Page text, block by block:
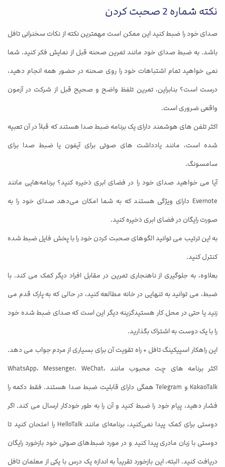
نکته شماره 2 صحبت کردن
صدای خود را ضبط کنید این ممکن است مهمترین نکته از نکات سخنرانی تافل
باشد. به ضبط صدای خود مانند تمرین صحنه قبل از نمایش فکر کنید. شما
نمی خواهید تمام اشتباهات خود را روی صحنه در حضور همه انجام دهید،
درست است؟ بنابراین، تمرین تلفظ واضح و صحیح قبل از شرکت در آزمون
واقعی ضروری است.
اکثر تلفن های هوشمند دارای یک برنامه ضبط صدا هستند که قبلاً در آن تعبیه
شده است، مانند یادداشت های صوتی برای آیفون یا ضبط صدا برای
سامسونگ.
آیا می خواهید صدای خود را در فضای ابری ذخیره کنید؟ برنامه‌هایی مانند
Evernote دارای ویژگی هستند که به شما امکان می‌دهد صدای خود را به
صورت رایگان در فضای ابری ذخیره کنید.
به این ترتیب می توانید الگوهای صحبت کردن خود را با پخش فایل ضبط شده
کنترل کنید.
بعلاوه، به جلوگیری از ناهنجاری تمرین در مقابل افراد دیگر کمک می کند. با
ضبط، می توانید به تنهایی در خانه مطالعه کنید، در حالی که به پارک قدم می
زنید یا حتی در محل کار هستیدگزینه دیگر این است که صدای ضبط شده خود
را با یک دوست به اشتراک بگذارید.
این راهکار اسپیکینگ تافل + راه تقویت آن برای بسیاری از مردم جواب می دهد.
اکثر برنامه های چت محبوب مانند WhatsApp، Messenger، WeChat،
KakaoTalk و Telegram همگی دارای قابلیت ضبط صدا هستند. فقط دکمه را
فشار دهید، پیام خود را ضبط کنید و آن را به طور خودکار ارسال می کند. اگر
دوستی برای کمک پیدا نمی‌کنید، برنامه‌ای مانند HelloTalk را امتحان کنید تا
دوستی با زبان مادری پیدا کنید و در مورد ضبط‌های صوتی خود بازخورد رایگان
دریافت کنید. البته، این بازخورد تقریباً به اندازه یک درس با یکی از معلمان تافل